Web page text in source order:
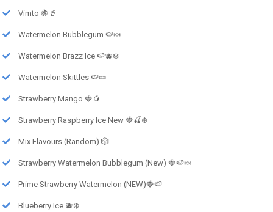
Vimto 🍇🥤
Watermelon Bubblegum 🍉🍬
Watermelon Brazz Ice 🍉🫐❄️
Watermelon Skittles 🍉🍬
Strawberry Mango 🍓🥭
Strawberry Raspberry Ice New 🍓🍒❄️
Mix Flavours (Random) 🎲
Strawberry Watermelon Bubblegum (New) 🍓🍉🍬
Prime Strawberry Watermelon (NEW)🍓🍉
Blueberry Ice 🫐❄️